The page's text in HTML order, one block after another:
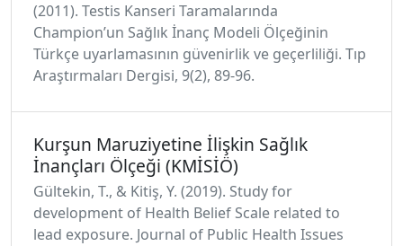
(2011). Testis Kanseri Taramalarında
Champion’un Sağlık İnanç Modeli Ölçeğinin
Türkçe uyarlamasının güvenirlik ve geçerliliği. Tıp
Araştırmaları Dergisi, 9(2), 89-96.
Kurşun Maruziyetine İlişkin Sağlık
İnançları Ölçeği (KMİSİÖ)
Gültekin, T., & Kitiş, Y. (2019). Study for
development of Health Belief Scale related to
lead exposure. Journal of Public Health Issues